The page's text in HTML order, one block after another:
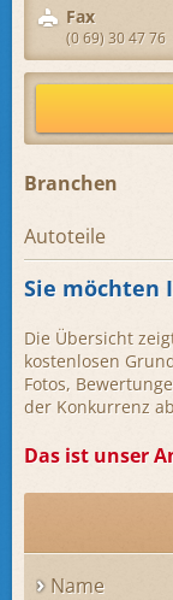
Fax
(0 69) 30 47 76
Branchen
Autoteile
Sie möchten
Die Übersicht
kostenlosen
Fotos,
der Konkurrenz
Das ist unser
Name